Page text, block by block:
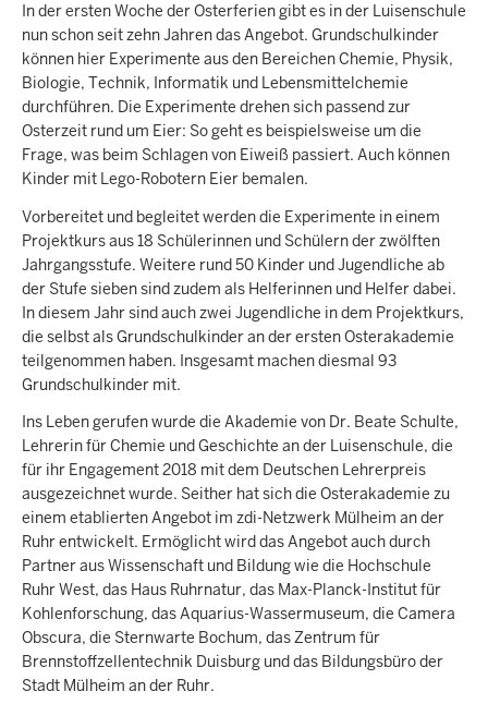
In der ersten Woche der Osterferien gibt es in der Luisenschule
nun schon seit zehn Jahren das Angebot. Grundschulkinder
können hier Experimente aus den Bereichen Chemie, Physik,
Biologie, Technik, Informatik und Lebensmittelchemie
durchführen. Die Experimente drehen sich passend zur
Osterzeit rund um Eier: So geht es beispielsweise um die
Frage, was beim Schlagen von Eiweiß passiert. Auch können
Kinder mit Lego-Robotern Eier bemalen.
Vorbereitet und begleitet werden die Experimente in einem
Projektkurs aus 18 Schülerinnen und Schülern der zwölften
Jahrgangsstufe. Weitere rund 50 Kinder und Jugendliche ab
der Stufe sieben sind zudem als Helferinnen und Helfer dabei.
In diesem Jahr sind auch zwei Jugendliche in dem Projektkurs,
die selbst als Grundschulkinder an der ersten Osterakademie
teilgenommen haben. Insgesamt machen diesmal 93
Grundschulkinder mit.
Ins Leben gerufen wurde die Akademie von Dr. Beate Schulte,
Lehrerin für Chemie und Geschichte an der Luisenschule, die
für ihr Engagement 2018 mit dem Deutschen Lehrerpreis
ausgezeichnet wurde. Seither hat sich die Osterakademie zu
einem etablierten Angebot im zdi-Netzwerk Mülheim an der
Ruhr entwickelt. Ermöglicht wird das Angebot auch durch
Partner aus Wissenschaft und Bildung wie die Hochschule
Ruhr West, das Haus Ruhrnatur, das Max-Planck-Institut für
Kohlenforschung, das Aquarius-Wassermuseum, die Camera
Obscura, die Sternwarte Bochum, das Zentrum für
Brennstoffzellentechnik Duisburg und das Bildungsbüro der
Stadt Mülheim an der Ruhr.